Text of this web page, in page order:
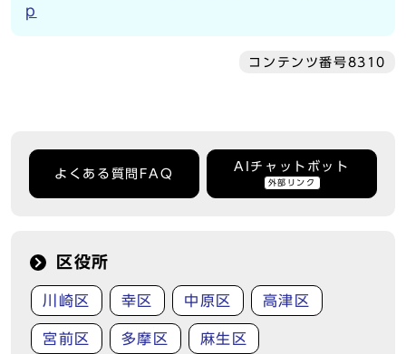
p
コンテンツ番号8310
よくある質問FAQ
AIチャットボット
外部リンク
区役所
川崎区 幸区 中原区 高津区
宮前区 多摩区 麻生区